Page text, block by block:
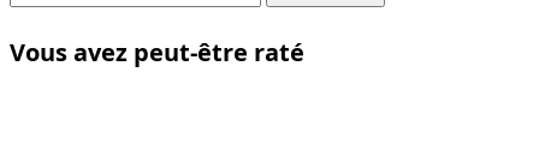
Vous avez peut-être raté